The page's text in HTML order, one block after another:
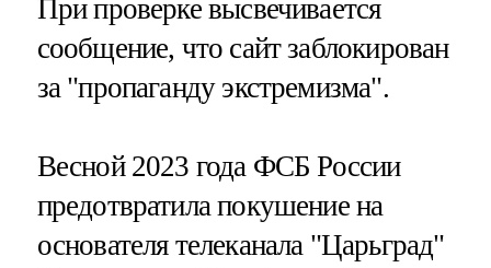
При проверке высвечивается
сообщение, что сайт заблокирован
за "пропаганду экстремизма".
Весной 2023 года ФСБ России
предотвратила покушение на
основателя телеканала "Царьград"